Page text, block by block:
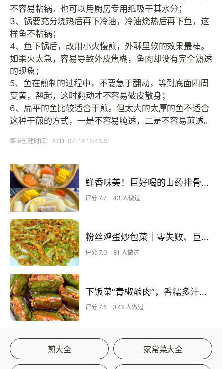
不容易粘锅。也可以用厨房专用纸吸干其水分；
3、锅要充分烧热后再下冷油，冷油烧热后再下鱼，这
样鱼不粘锅；
4、鱼下锅后，改用小火慢煎，外酥里软的效果最棒。
如果火太急，容易导致外皮焦糊，鱼肉却没有完全熟透
的现象；
5、鱼在煎制的过程中，不要急于翻动，等到底面四周
变黄，翘起，这时翻动才不容易破皮散身；
6、扁平的鱼比较适合干煎。但太大的太厚的鱼不适合
这种干煎的方式，一是不容易腌透，二是不容易煎透。
菜谱创建时间：2011-07-16 12:43:51
鲜香味美！巨好喝的山药排骨汤！！
评分 7.7 43 人做过
粉丝鸡蛋炒包菜｜零失败、巨下饭
评分 7.0 81 人做过
下饭菜“青椒酿肉”，香糯多汁鲜嫩下饭
评分 7.8 373 人做过
煎大全 家常菜大全